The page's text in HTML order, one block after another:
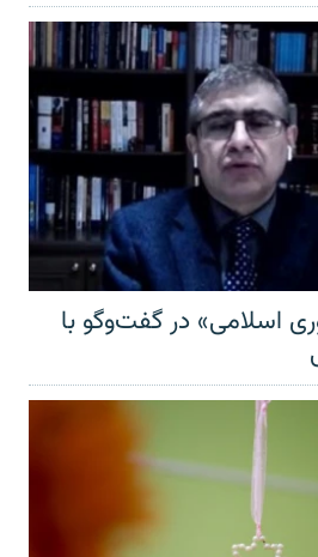
اسلامی» در گفت‌وگو با